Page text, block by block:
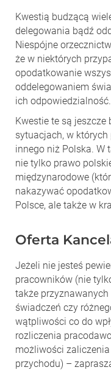
Kwestią budzącą
delegowania bądź
Niespójne
że w niektórych
opodatkowanie
oddelegowaniem
ich odpowiedzialność.
Kwestie te są
sytuacjach, w
innego niż Polska. W
nie tylko prawo
międzynarodowe
nakazywać
Polsce, ale także w
Oferta
Jeżeli nie jesteś
pracowników (nie
także
świadczeń czy
wątpliwości co do
rozliczenia
możliwości
przychodu) –